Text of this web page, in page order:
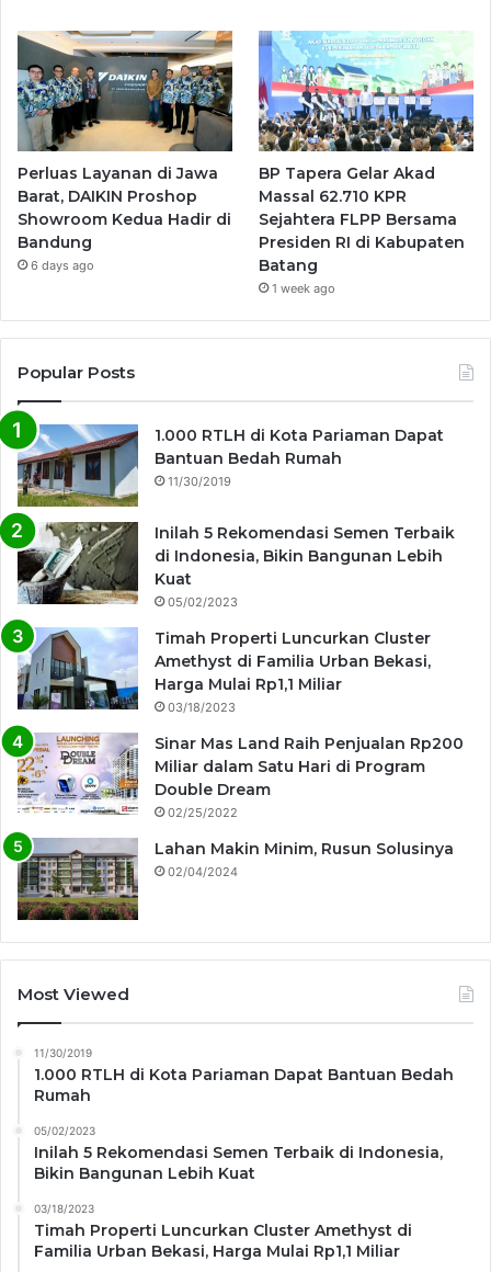
Perluas Layanan di Jawa
Barat, DAIKIN Proshop
Showroom Kedua Hadir di
Bandung
6 days ago
BP Tapera Gelar Akad
Massal 62.710 KPR
Sejahtera FLPP Bersama
Presiden RI di Kabupaten
Batang
1 week ago
Popular Posts
1.000 RTLH di Kota Pariaman Dapat
Bantuan Bedah Rumah
11/30/2019
Inilah 5 Rekomendasi Semen Terbaik
di Indonesia, Bikin Bangunan Lebih
Kuat
05/02/2023
Timah Properti Luncurkan Cluster
Amethyst di Familia Urban Bekasi,
Harga Mulai Rp1,1 Miliar
03/18/2023
Sinar Mas Land Raih Penjualan Rp200
Miliar dalam Satu Hari di Program
Double Dream
02/25/2022
Lahan Makin Minim, Rusun Solusinya
02/04/2024
Most Viewed
11/30/2019
1.000 RTLH di Kota Pariaman Dapat Bantuan Bedah
Rumah
05/02/2023
Inilah 5 Rekomendasi Semen Terbaik di Indonesia,
Bikin Bangunan Lebih Kuat
03/18/2023
Timah Properti Luncurkan Cluster Amethyst di
Familia Urban Bekasi, Harga Mulai Rp1,1 Miliar